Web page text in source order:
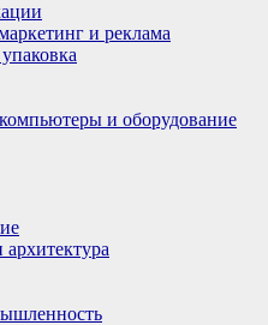
и реклама
и оборудование